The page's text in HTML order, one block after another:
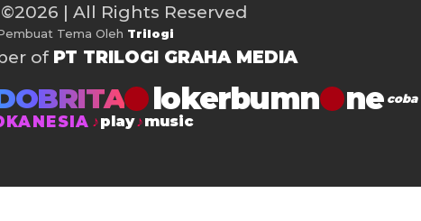
©2026 | All Rights Reserved
Tema Oleh Trilogi
of PT TRILOGI GRAHA MEDIA
lokerbumn coba
play music